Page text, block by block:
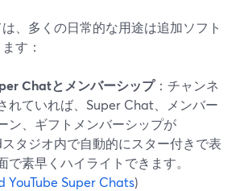
、多くの日常的な用途は追加ソフト
す：
Chatとメンバーシップ：チャンネ
れていれば、Super Chat、メンバー
ン、ギフトメンバーシップが
タジオ内で自動的にスター付きで表
で素早くハイライトできます。
YouTube Super Chats)